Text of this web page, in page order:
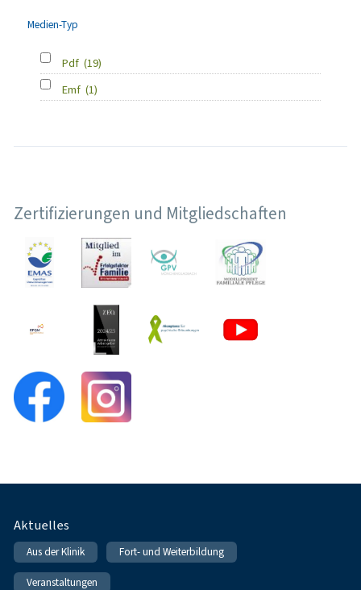
Medien-Typ
Pdf (19)
Emf (1)
Zertifizierungen und Mitgliedschaften
Fußnavigation
Aktuelles
Aus der Klinik Fort- und Weiterbildung
Veranstaltungen